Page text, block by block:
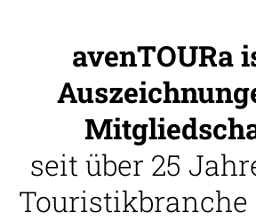
avenTOURa
seit über 25
Touristikbranche